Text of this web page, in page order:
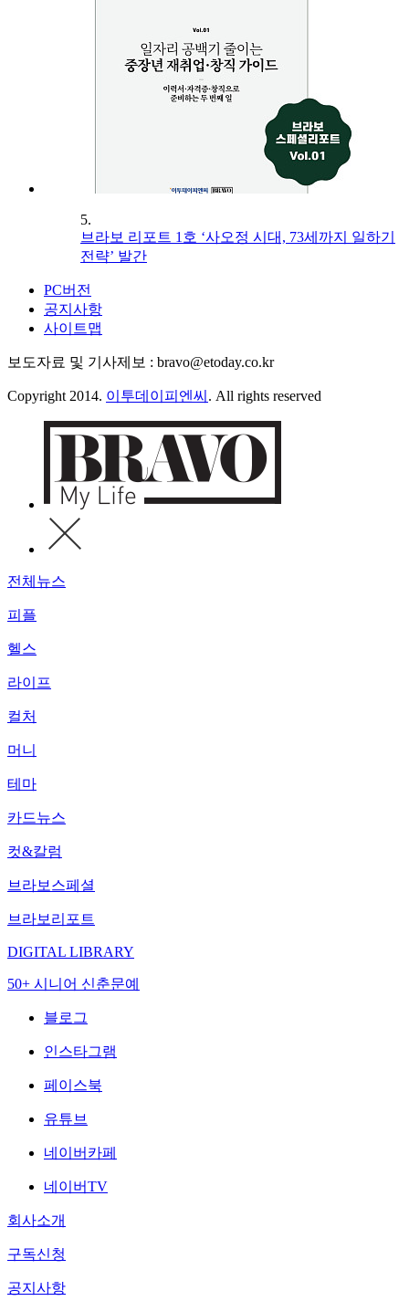
5.
브라보 리포트 1호 ‘사오정 시대, 73세까지 일하기
전략’ 발간
PC버전
공지사항
사이트맵
보도자료 및 기사제보 : bravo@etoday.co.kr
Copyright 2014. 이투데이피엔씨 . All rights reserved
전체뉴스
피플
헬스
라이프
컬처
머니
테마
카드뉴스
컷&칼럼
브라보스페셜
브라보리포트
DIGITAL LIBRARY
50+ 시니어 신춘문예
블로그
인스타그램
페이스북
유튜브
네이버카페
네이버TV
회사소개
구독신청
공지사항